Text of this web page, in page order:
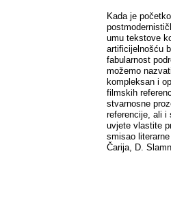
Kada je
umu tekstove
artificijelnošću
fabularnost
možemo
kompleksan i
filmskih
stvarnosne
referencije, ali i
uvjete vlastite
smisao
Čarija, D.